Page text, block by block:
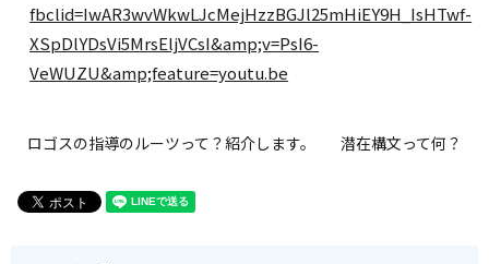
fbclid=IwAR3wvWkwLJcMejHzzBGJl25mHiEY9H_IsHTwf-
XSpDlYDsVi5MrsEljVCsI&amp;v=PsI6-
VeWUZU&amp;feature=youtu.be
ロゴスの指導のルーツって？紹介します。 潜在構文って何？